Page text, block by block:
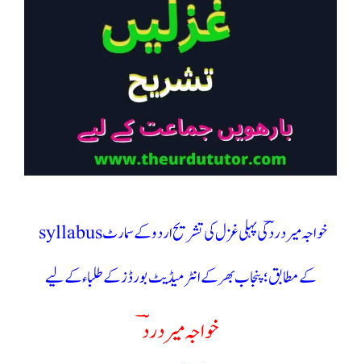
کے مطابق ؛پنجاب بھر کے انٹر میڈیٹ بورڈز کے طلباء کے لیے
خواجہ میر دردؔ